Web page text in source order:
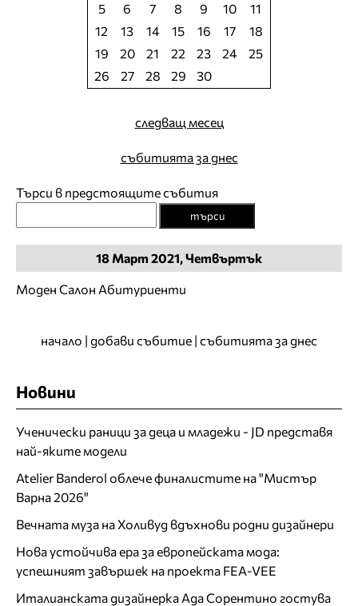
5
6 7 8 9 10
11
12
13 14 15 16 17
18
19
20 21 22 23 24
25
26
27 28 29 30
следващ месец
събитията за днес
Търси в предстоящите събития
търси
18 Март 2021, Четвъртък
Моден Салон Абитуриенти
начало | добави събитие | събитията за днес
Новини
Ученически раници за деца и младежи - JD представя
най-яките модели
Atelier Banderol облече финалистите на "Мистър
Варна 2026"
Вечната муза на Холивуд вдъхнови родни дизайнери
Нова устойчива ера за европейската мода:
успешният завършек на проекта FEA-VEE
Италианската дизайнерка Ада Сорентино гостува